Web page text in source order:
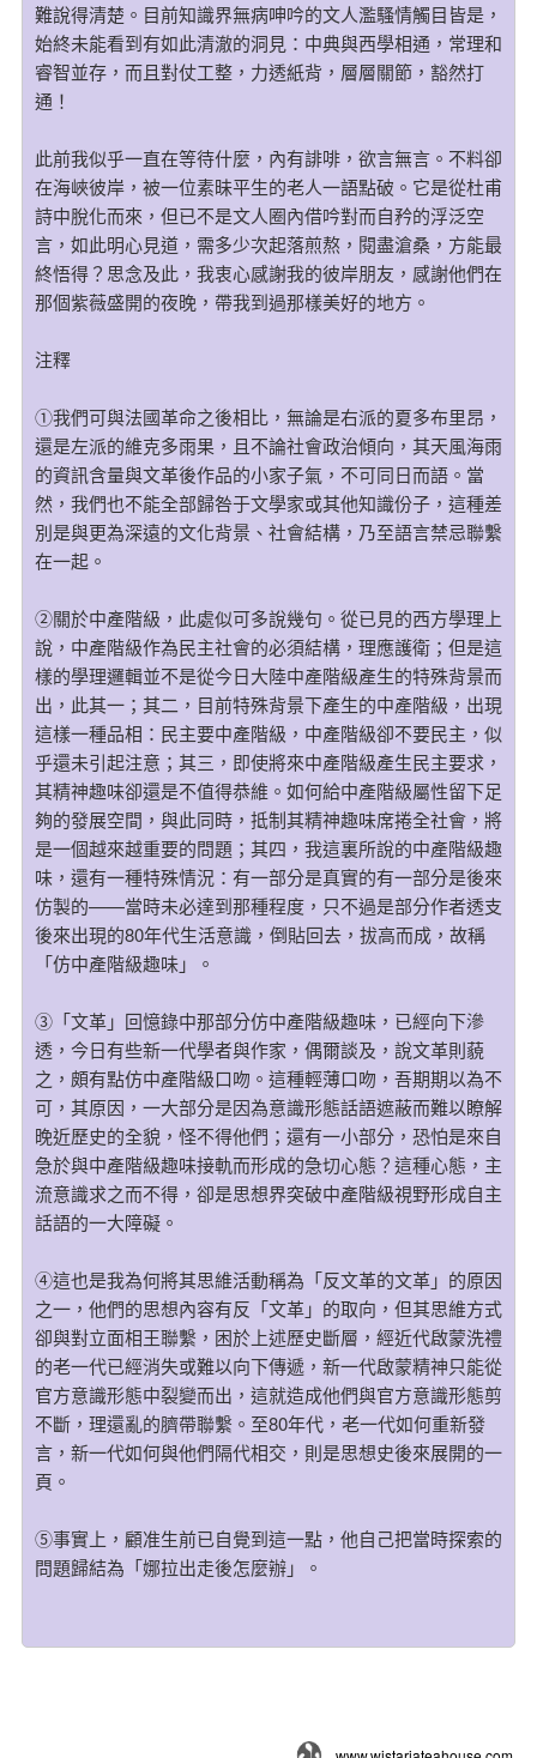
難說得清楚。目前知識界無病呻吟的文人濫騷情觸目皆是，
始終未能看到有如此清澈的洞見：中典與西學相通，常理和
睿智並存，而且對仗工整，力透紙背，層層關節，豁然打
通！
此前我似乎一直在等待什麼，內有誹啡，欲言無言。不料卻
在海峽彼岸，被一位素昧平生的老人一語點破。它是從杜甫
詩中脫化而來，但已不是文人圈內借吟對而自矜的浮泛空
言，如此明心見道，需多少次起落煎熬，閱盡滄桑，方能最
終悟得？思念及此，我衷心感謝我的彼岸朋友，感謝他們在
那個紫薇盛開的夜晚，帶我到過那樣美好的地方。
注釋
①我們可與法國革命之後相比，無論是右派的夏多布里昂，
還是左派的維克多雨果，且不論社會政治傾向，其天風海雨
的資訊含量與文革後作品的小家子氣，不可同日而語。當
然，我們也不能全部歸咎于文學家或其他知識份子，這種差
別是與更為深遠的文化背景、社會結構，乃至語言禁忌聯繫
在一起。
②關於中產階級，此處似可多說幾句。從已見的西方學理上
說，中產階級作為民主社會的必須結構，理應護衛；但是這
樣的學理邏輯並不是從今日大陸中產階級產生的特殊背景而
出，此其一；其二，目前特殊背景下產生的中產階級，出現
這樣一種品相：民主要中產階級，中產階級卻不要民主，似
乎還未引起注意；其三，即使將來中產階級產生民主要求，
其精神趣味卻還是不值得恭維。如何給中產階級屬性留下足
夠的發展空間，與此同時，抵制其精神趣味席捲全社會，將
是一個越來越重要的問題；其四，我這裏所說的中產階級趣
味，還有一種特殊情況：有一部分是真實的有一部分是後來
仿製的——當時未必達到那種程度，只不過是部分作者透支
後來出現的80年代生活意識，倒貼回去，拔高而成，故稱
「仿中產階級趣味」。
③「文革」回憶錄中那部分仿中產階級趣味，已經向下滲
透，今日有些新一代學者與作家，偶爾談及，說文革則藐
之，頗有點仿中產階級口吻。這種輕薄口吻，吾期期以為不
可，其原因，一大部分是因為意識形態話語遮蔽而難以瞭解
晚近歷史的全貌，怪不得他們；還有一小部分，恐怕是來自
急於與中產階級趣味接軌而形成的急切心態？這種心態，主
流意識求之而不得，卻是思想界突破中產階級視野形成自主
話語的一大障礙。
④這也是我為何將其思維活動稱為「反文革的文革」的原因
之一，他們的思想內容有反「文革」的取向，但其思維方式
卻與對立面相王聯繫，困於上述歷史斷層，經近代啟蒙洗禮
的老一代已經消失或難以向下傳遞，新一代啟蒙精神只能從
官方意識形態中裂變而出，這就造成他們與官方意識形態剪
不斷，理還亂的臍帶聯繫。至80年代，老一代如何重新發
言，新一代如何與他們隔代相交，則是思想史後來展開的一
頁。
⑤事實上，顧准生前已自覺到這一點，他自己把當時探索的
問題歸結為「娜拉出走後怎麼辦」。